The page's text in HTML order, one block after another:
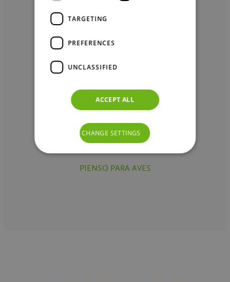
PIENSO PARA CERDOS
PIENSO PARA AVES
TARGETING
PREFERENCES
UNCLASSIFIED
ACCEPT ALL
CHANGE SETTINGS